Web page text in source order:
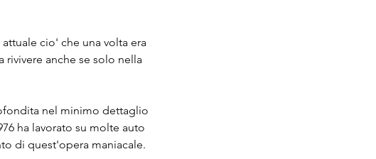
cio' che una volta era
rivivere anche se solo nella
nel minimo dettaglio
ha lavorato su molte auto
di quest'opera maniacale.